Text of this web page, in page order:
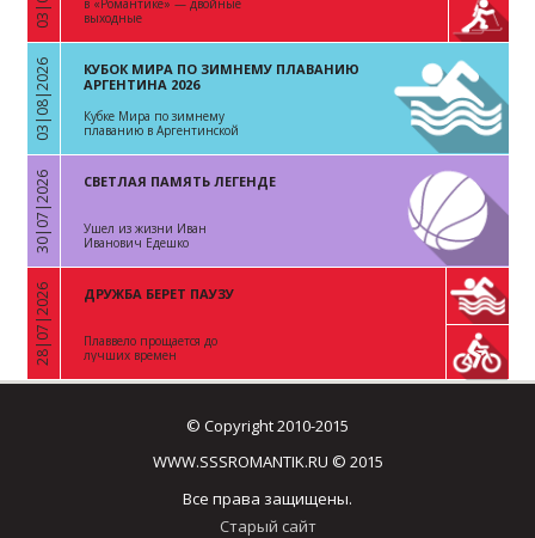
в «Романтике» — двойные
выходные
«
03|08|2026
КУБОК МИРА ПО ЗИМНЕМУ ПЛАВАНИЮ
АРГЕНТИНА 2026
Кубке Мира по зимнему
плаванию в Аргентинской
«
30|07|2026 СВЕТЛАЯ ПАМЯТЬ ЛЕГЕНДЕ
Ушел из жизни Иван
Иванович Едешко
«
28|07|2026 ДРУЖБА БЕРЕТ ПАУЗУ
Плаввело прощается до
лучших времен
© Copyright 2010-2015
WWW.SSSROMANTIK.RU © 2015
Все права защищены.
Старый сайт